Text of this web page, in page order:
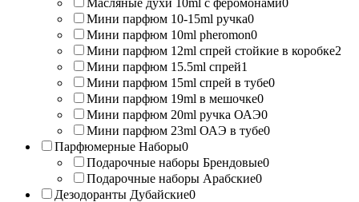
Мини парфюм 10-15ml ручка0
Мини парфюм 10ml pheromon0
Мини парфюм 12ml спрей стойкие в коробке2
Мини парфюм 15.5ml спрей1
Мини парфюм 15ml спрей в тубе0
Мини парфюм 19ml в мешочке0
Мини парфюм 20ml ручка ОАЭ0
Мини парфюм 23ml ОАЭ в тубе0
Парфюмерные Наборы0
Подарочные наборы Брендовые0
Подарочные наборы Арабские0
Дезодоранты Дубайские0